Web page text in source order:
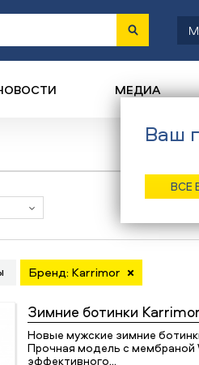
МЕДИА
Бренд: Karrimor
Зимние ботинки
Новые мужские зимние
Прочная модель с
эффективного…
Ваш
ВСЕ